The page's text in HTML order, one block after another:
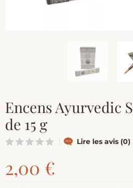
Encens Ayurvedic
de 15 g
Lire les avis (0)
2,00 €